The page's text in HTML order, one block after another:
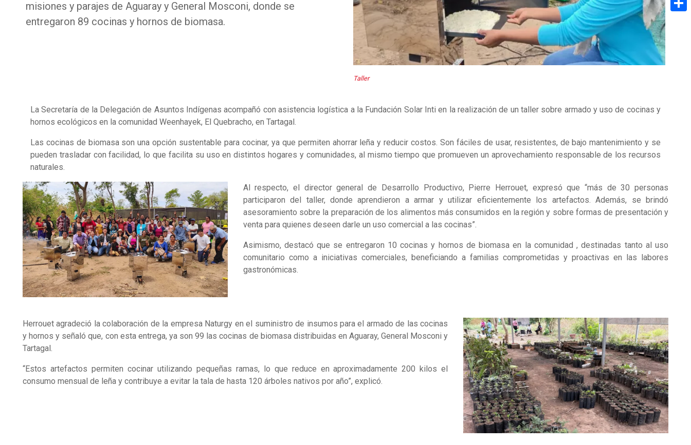
misiones y parajes de Aguaray y General Mosconi, donde se
entregaron 89 cocinas y hornos de biomasa.
Taller
La Secretaría de la Delegación de Asuntos Indígenas acompañó con asistencia logística a la Fundación Solar Inti en la realización de un taller sobre armado y uso de cocinas y
hornos ecológicos en la comunidad Weenhayek, El Quebracho, en Tartagal.
Las cocinas de biomasa son una opción sustentable para cocinar, ya que permiten ahorrar leña y reducir costos. Son fáciles de usar, resistentes, de bajo mantenimiento y se
pueden trasladar con facilidad, lo que facilita su uso en distintos hogares y comunidades, al mismo tiempo que promueven un aprovechamiento responsable de los recursos
naturales.
Al respecto, el director general de Desarrollo Productivo, Pierre Herrouet, expresó que “más de 30 personas
participaron del taller, donde aprendieron a armar y utilizar eficientemente los artefactos. Además, se brindó
asesoramiento sobre la preparación de los alimentos más consumidos en la región y sobre formas de presentación y
venta para quienes deseen darle un uso comercial a las cocinas”.
Asimismo, destacó que se entregaron 10 cocinas y hornos de biomasa en la comunidad , destinadas tanto al uso
comunitario como a iniciativas comerciales, beneficiando a familias comprometidas y proactivas en las labores
gastronómicas.
Herrouet agradeció la colaboración de la empresa Naturgy en el suministro de insumos para el armado de las cocinas
y hornos y señaló que, con esta entrega, ya son 99 las cocinas de biomasa distribuidas en Aguaray, General Mosconi y
Tartagal.
“Estos artefactos permiten cocinar utilizando pequeñas ramas, lo que reduce en aproximadamente 200 kilos el
consumo mensual de leña y contribuye a evitar la tala de hasta 120 árboles nativos por año”, explicó.